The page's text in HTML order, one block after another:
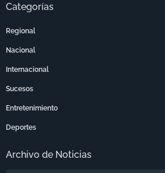
Categorías
Regional
Nacional
Internacional
Sucesos
Entretenimiento
Deportes
Archivo de Noticias